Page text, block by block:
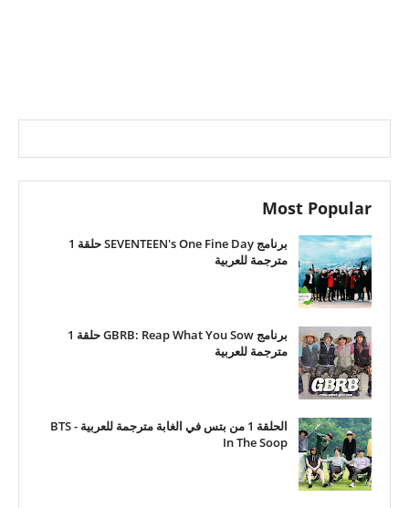
Most Popular
برنامج SEVENTEEN's One Fine Day حلقة 1
مترجمة للعربية
برنامج GBRB: Reap What You Sow حلقة 1
مترجمة للعربية
الحلقة 1 من بتس في الغابة مترجمة للعربية - BTS
In The Soop